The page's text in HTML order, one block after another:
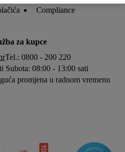
Compliance
za kupce
Tel.: 0800 - 200 220
Subota: 08:00 - 13:00 sati
promjena u radnom vremenu
pristaješ na sve obrade za sve
učinkom, možeš pronaći u
.Impressum možeš pronaći ovdje.